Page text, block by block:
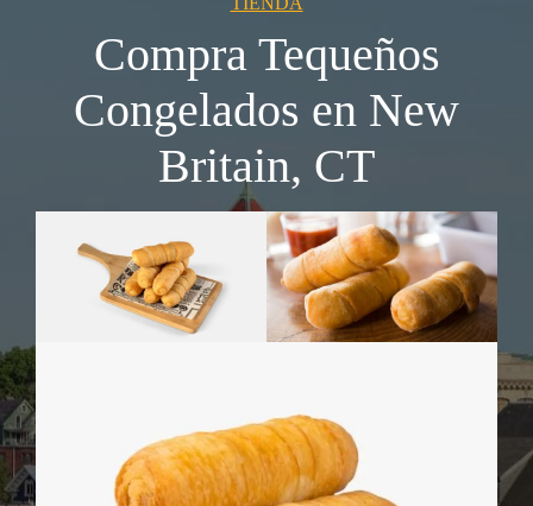
Compra Tequeños
Congelados en New
Britain, CT